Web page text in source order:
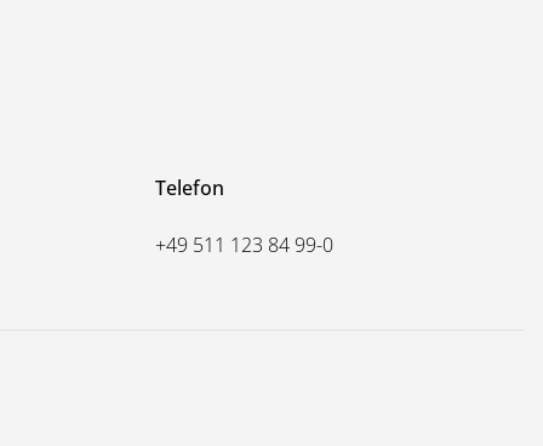
Telefon
+49 511 123 84 99-0